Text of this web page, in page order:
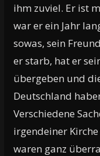
ihm zuviel. Er ist
war er ein Jahr
sowas, sein
er starb, hat er
übergeben und
Deutschland
Verschiedene
irgendeiner Kirche
waren ganz